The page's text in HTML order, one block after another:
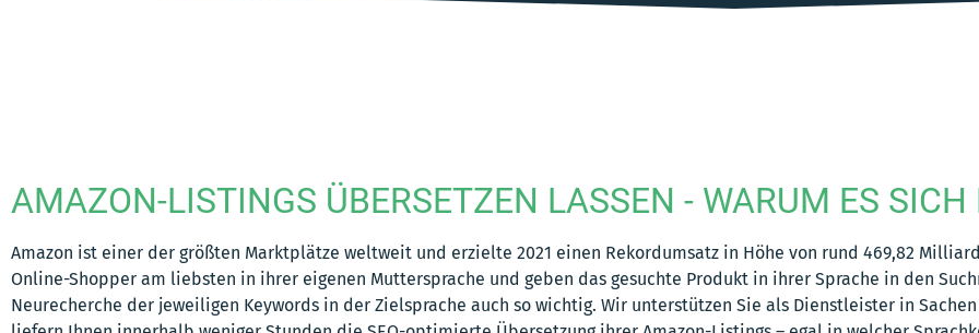
AMAZON-LISTINGS ÜBERSETZEN LASSEN - WARUM ES
Amazon ist einer der größten Marktplätze weltweit und erzielte 2021 einen Rekordumsatz in Höhe von rund 469,82
Online-Shopper am liebsten in ihrer eigenen Muttersprache und geben das gesuchte Produkt in ihrer Sprache in den
Neurecherche der jeweiligen Keywords in der Zielsprache auch so wichtig. Wir unterstützen Sie als Dienstleister in